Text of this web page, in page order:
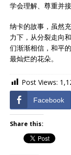
学会理解、尊重并
纳卡的故事，虽然
力下，从分裂走向
们渐渐相信，和平
最灿烂的花朵。
Post Views:
Facebook
Share this: